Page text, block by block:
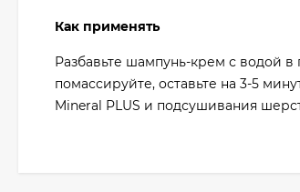
Как применять
Разбавьте шампунь-крем с водой
помассируйте, оставьте на 3-5
Mineral PLUS и подсушивания